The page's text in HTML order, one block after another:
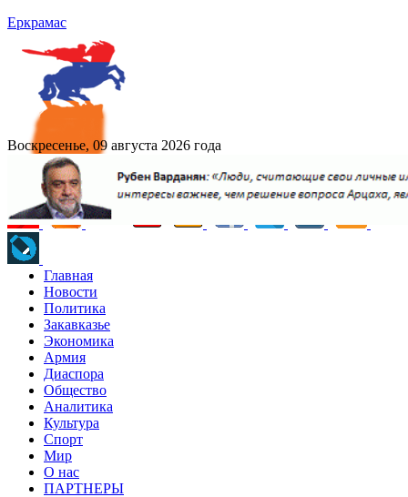
Еркрамас
Воскресенье, 09 августа 2026 года
Главная
Новости
Политика
Закавказье
Экономика
Армия
Диаспора
Общество
Аналитика
Культура
Спорт
Мир
О нас
ПАРТНЕРЫ